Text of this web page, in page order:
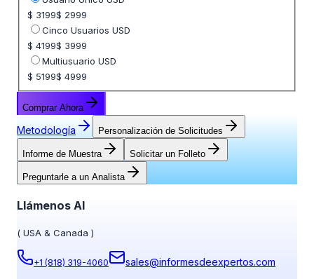
$ 3199$ 2999
Cinco Usuarios USD
$ 4199$ 3999
Multiusuario USD
$ 5199$ 4999
Comprar Ahora
Metodología Personalización de Solicitudes
Informe de Muestra Solicitar un Folleto
Preguntarle a un Analista
Llámenos Al
( USA & Canada )
+1 (818) 319-4060 sales@informesdeexpertos.com